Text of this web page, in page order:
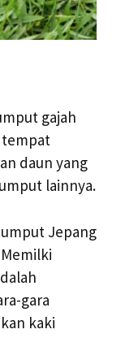
gajah
tempat
daun yang
lainnya.
Jepang
gara
kaki